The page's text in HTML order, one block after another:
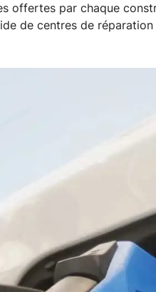
offertes par chaque
de centres de